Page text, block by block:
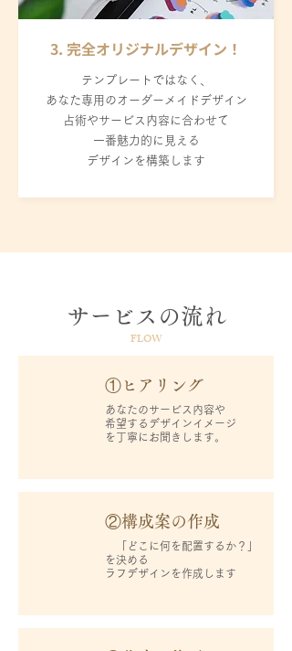
3. 完全オリジナルデザイン！
テンプレートではなく、
あなた専用のオーダーメイドデザイン
占術やサービス内容に合わせて
一番魅力的に見える
デザインを構築します
サービスの流れ
FLOW
①ヒアリング
あなたのサービス内容や
希望するデザインイメージ
を丁寧にお聞きします。
②構成案の作成
「どこに何を配置するか？」
を決める
ラフデザインを作成します